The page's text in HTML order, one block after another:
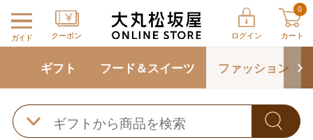
ガイド クーポン ログイン
0
カート
ギフト フード＆スイーツ ファッション